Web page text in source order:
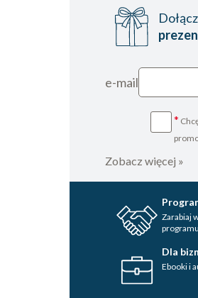
e-mail
*
Zobacz więcej »
Zarabiaj
Dla
Ebooki i